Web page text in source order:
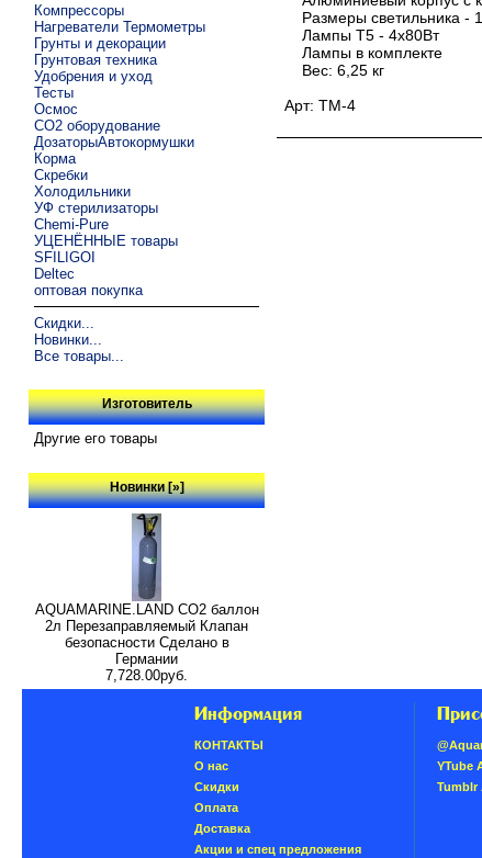
Компрессоры
Нагреватели Термометры
Грунты и декорации
Грунтовая техника
Удобрения и уход
Тесты
Осмос
CO2 оборудование
ДозаторыАвтокормушки
Корма
Скребки
Холодильники
УФ стерилизаторы
Chemi-Pure
УЦЕНЁННЫЕ товары
SFILIGOI
Deltec
оптовая покупка
Скидки...
Новинки...
Все товары...
Изготовитель
Другие его товары
Новинки [»]
AQUAMARINE.LAND CO2 баллон
2л Перезаправляемый Клапан
безопасности Сделано в
Германии
7,728.00руб.
Размеры светильника -
Лампы T5 - 4х80Вт
Лампы в комплекте
Вес: 6,25 кг
Арт: TM-4
Информация
КОНТАКТЫ
О нас
Скидки
Oплатa
Доставка
Акции и спец предложения
YTube
Tumblr